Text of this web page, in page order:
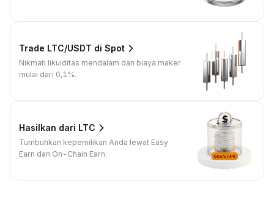
Trade LTC/USDT di Spot
Nikmati likuiditas mendalam dan biaya maker
mulai dari 0,1%.
Hasilkan dari LTC
Tumbuhkan kepemilikan Anda lewat Easy
Earn dan On-Chain Earn.